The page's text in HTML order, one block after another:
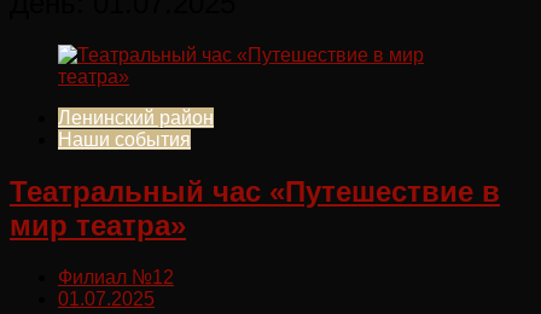
Ленинский район
Наши события
Театральный час «Путешествие в
мир театра»
Филиал №12
01.07.2025